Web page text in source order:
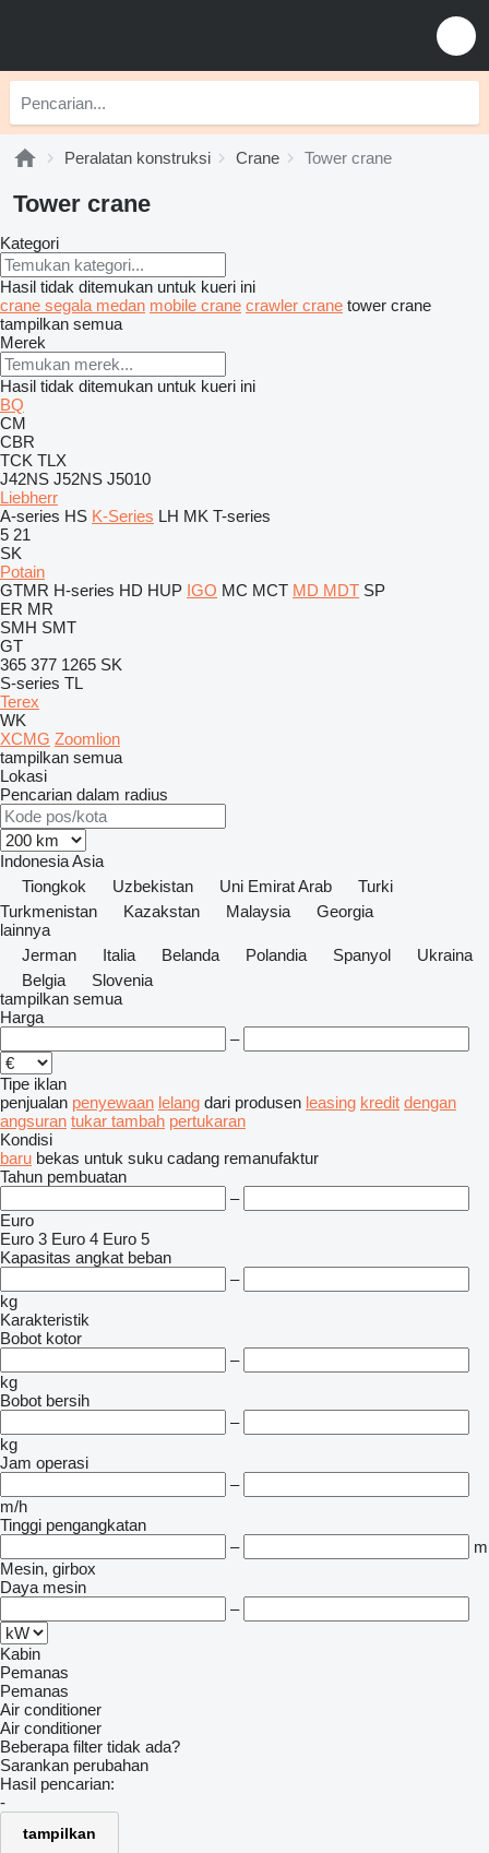
Peralatan konstruksi Crane Tower crane
Tower crane
Kategori
Hasil tidak ditemukan untuk kueri ini
crane segala medan mobile crane crawler crane tower crane
tampilkan semua
Merek
Hasil tidak ditemukan untuk kueri ini
BQ
CM
CBR
TCK TLX
J42NS J52NS J5010
Liebherr
A-series HS K-Series LH MK T-series
5 21
SK
Potain
GTMR H-series HD HUP IGO MC MCT MD MDT SP
ER MR
SMH SMT
GT
365 377 1265 SK
S-series TL
Terex
WK
XCMG Zoomlion
tampilkan semua
Lokasi
Pencarian dalam radius
IndonesiaAsia
Tiongkok
Uzbekistan Uni Emirat Arab
Turki
Turkmenistan
Kazakstan Malaysia
Georgia
lainnya
Jerman
Italia Belanda Polandia Spanyol
Ukraina
Belgia
Slovenia
tampilkan semua
Harga
–
Tipe iklan
penjualan penyewaan lelang dari produsen leasing kredit dengan
angsuran tukar tambah pertukaran
Kondisi
baru bekas untuk suku cadang remanufaktur
Tahun pembuatan
–
Euro
Euro 3 Euro 4 Euro 5
Kapasitas angkat beban
–
kg
Karakteristik
Bobot kotor
–
kg
Bobot bersih
–
kg
Jam operasi
–
m/h
Tinggi pengangkatan
–
m
Mesin, girbox
Daya mesin
–
Kabin
Pemanas
Pemanas
Air conditioner
Air conditioner
Beberapa filter tidak ada?
Sarankan perubahan
Hasil pencarian:
-
tampilkan